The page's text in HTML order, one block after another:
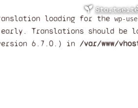
loading for the wp-
Translations should be
6.7.0.) in /var/www/